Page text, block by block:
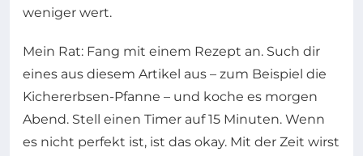
weniger wert.
Mein Rat: Fang mit einem Rezept an. Such dir
eines aus diesem Artikel aus – zum Beispiel die
Kichererbsen-Pfanne – und koche es morgen
Abend. Stell einen Timer auf 15 Minuten. Wenn
es nicht perfekt ist, ist das okay. Mit der Zeit wirst